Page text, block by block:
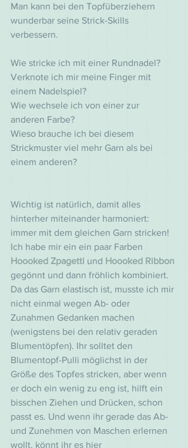
Man kann bei den Topfüberziehern
wunderbar seine Strick-Skills
verbessern.
Wie stricke ich mit einer Rundnadel?
Verknote ich mir meine Finger mit
einem Nadelspiel?
Wie wechsele ich von einer zur
anderen Farbe?
Wieso brauche ich bei diesem
Strickmuster viel mehr Garn als bei
einem anderen?
Wichtig ist natürlich, damit alles
hinterher miteinander harmoniert:
immer mit dem gleichen Garn stricken!
Ich habe mir ein ein paar Farben
Hoooked Zpagetti und Hoooked Ribbon
gegönnt und dann fröhlich kombiniert.
Da das Garn elastisch ist, musste ich mir
nicht einmal wegen Ab- oder
Zunahmen Gedanken machen
(wenigstens bei den relativ geraden
Blumentöpfen). Ihr solltet den
Blumentopf-Pulli möglichst in der
Größe des Topfes stricken, aber wenn
er doch ein wenig zu eng ist, hilft ein
bisschen Ziehen und Drücken, schon
passt es. Und wenn ihr gerade das Ab-
und Zunehmen von Maschen erlernen
wollt, könnt ihr es hier